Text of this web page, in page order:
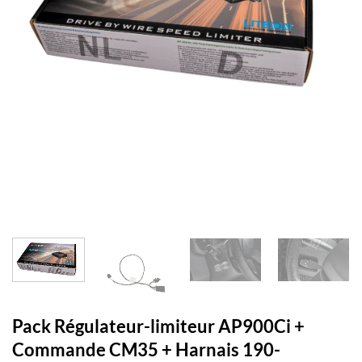
Pack Régulateur-limiteur AP900Ci +
Commande CM35 + Harnais 190-